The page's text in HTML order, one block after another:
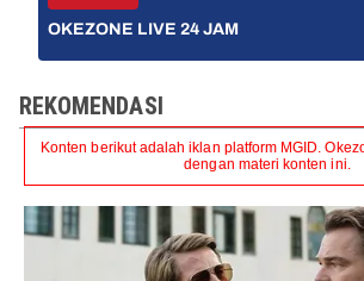
OKEZONE LIVE 24 JAM